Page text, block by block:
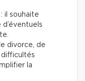
: il souhaite
divorce, de
la